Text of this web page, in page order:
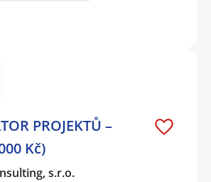
PROJEKTŮ –
Kč)
s.r.o.